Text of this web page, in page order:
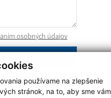
používame na zlepšenie
stránok, na to, aby sme vám
osobných údajov
aktualizácia:
24.07.2026